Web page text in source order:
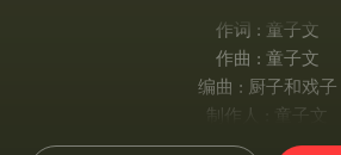
作词 : 童子文
作曲 : 童子文
编曲 : 厨子和戏子
制作人 : 童子文
山望鸟归林